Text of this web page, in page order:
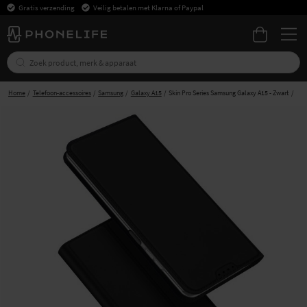
Gratis verzending Veilig betalen met Klarna of Paypal
Home Telefoon-accessoires Samsung Galaxy A15 Skin Pro Series Samsung Galaxy A15 - Zwart